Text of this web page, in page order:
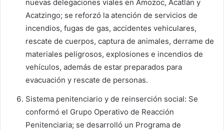
nuevas delegaciones viales en Amozoc, Acatlán y
Acatzingo; se reforzó la atención de servicios de
incendios, fugas de gas, accidentes vehiculares,
rescate de cuerpos, captura de animales, derrame de
materiales peligrosos, explosiones e incendios de
vehículos, además de estar preparados para
evacuación y rescate de personas.
Sistema penitenciario y de reinserción social: Se
conformó el Grupo Operativo de Reacción
Penitenciaria; se desarrolló un Programa de